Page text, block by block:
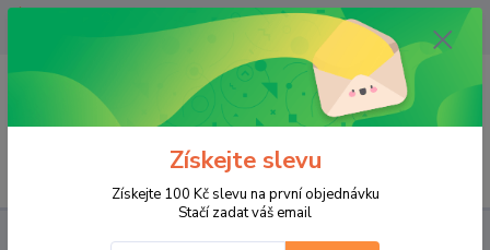
OPAVA 733537099/HLUČÍN
734541648/OLOMOUC 734593593
0,00 CZK
PRO JEZDCE Do deště - NEPROMOKY BUNDY
Získejte slevu
Získejte 100 Kč slevu na první objednávku
Stačí zadat váš email